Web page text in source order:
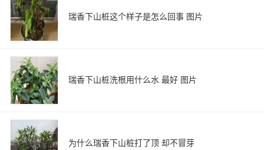
瑞香下山桩这个样子是怎么回事 图片
瑞香下山桩洗根用什么水 最好 图片
为什么瑞香下山桩打了顶 却不冒芽